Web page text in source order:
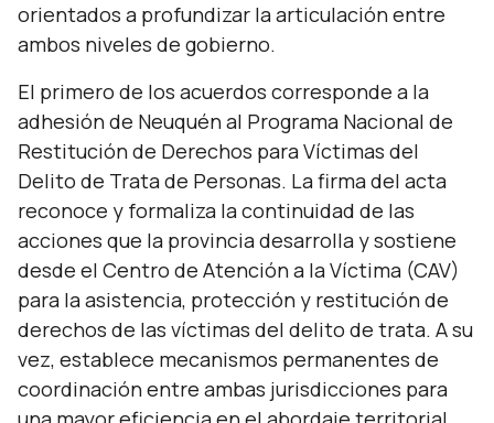
orientados a profundizar la articulación entre
ambos niveles de gobierno.
El primero de los acuerdos corresponde a la
adhesión de Neuquén al Programa Nacional de
Restitución de Derechos para Víctimas del
Delito de Trata de Personas. La firma del acta
reconoce y formaliza la continuidad de las
acciones que la provincia desarrolla y sostiene
desde el Centro de Atención a la Víctima (CAV)
para la asistencia, protección y restitución de
derechos de las víctimas del delito de trata. A su
vez, establece mecanismos permanentes de
coordinación entre ambas jurisdicciones para